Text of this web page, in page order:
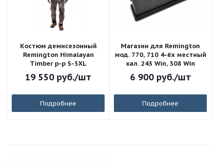
Костюм демисезонный
Remington Himalayan
Тimber р-р S-3XL
19 550 руб./шт
Подробнее
Магазин для Remington
мод. 770, 710 4-ёх местный
кал. 243 Win, 308 Win
6 900руб./шт
Подробнее